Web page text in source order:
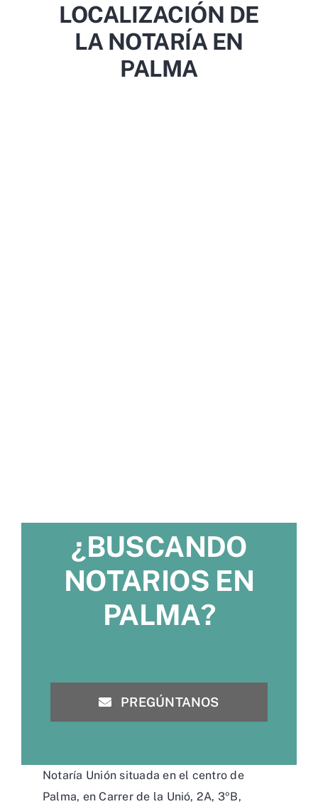
LOCALIZACIÓN DE
LA NOTARÍA EN
PALMA
¿BUSCANDO
NOTARIOS EN
PALMA?
PREGÚNTANOS
Notaría Unión situada en el centro de
Palma, en Carrer de la Unió, 2A, 3ºB,